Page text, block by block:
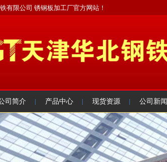
有限公司 锈钢板加工厂官方网站！
司简介 产品中心 现货资源 公司新闻